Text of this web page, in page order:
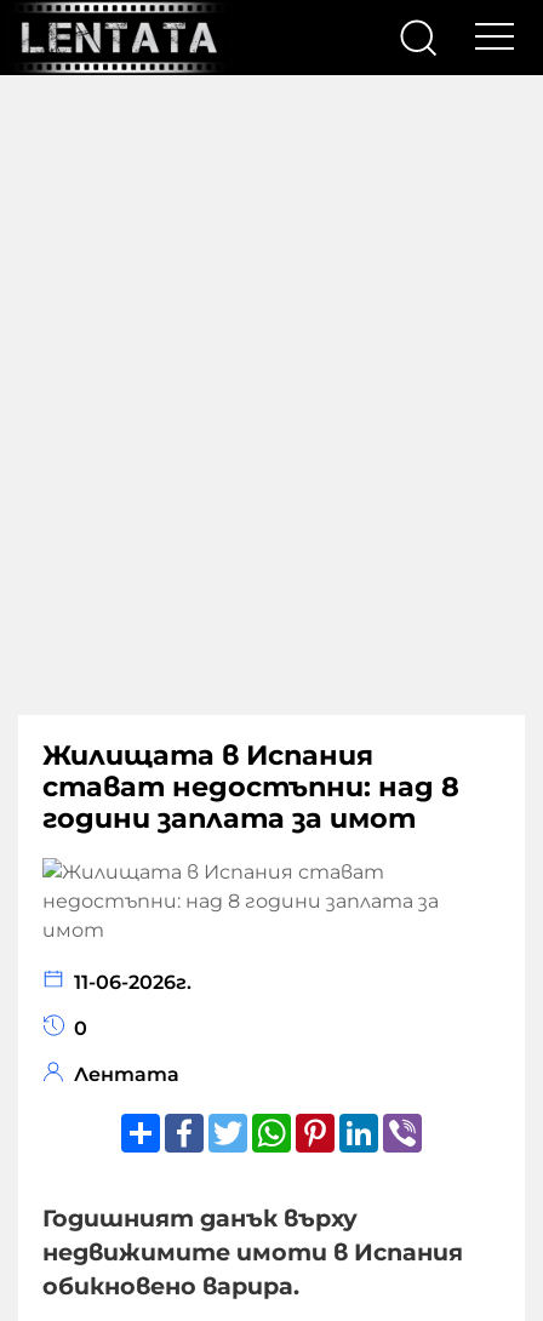
Жилищата в Испания
стават недостъпни: над 8
години заплата за имот
11-06-2026г.
0
Лентата
ShareFacebook
TwitterWhatsApp
Pinterest
LinkedIn
Годишният данък върху
недвижимите имоти в Испания
обикновено варира.